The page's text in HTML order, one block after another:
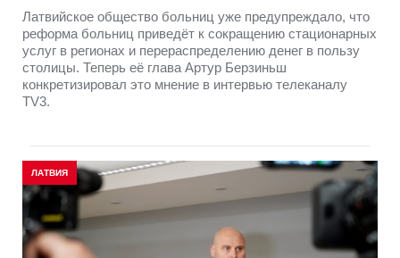
Латвийское общество больниц уже предупреждало, что
реформа больниц приведёт к сокращению стационарных
услуг в регионах и перераспределению денег в пользу
столицы. Теперь её глава Артур Берзиньш
конкретизировал это мнение в интервью телеканалу
TV3.
ЛАТВИЯ